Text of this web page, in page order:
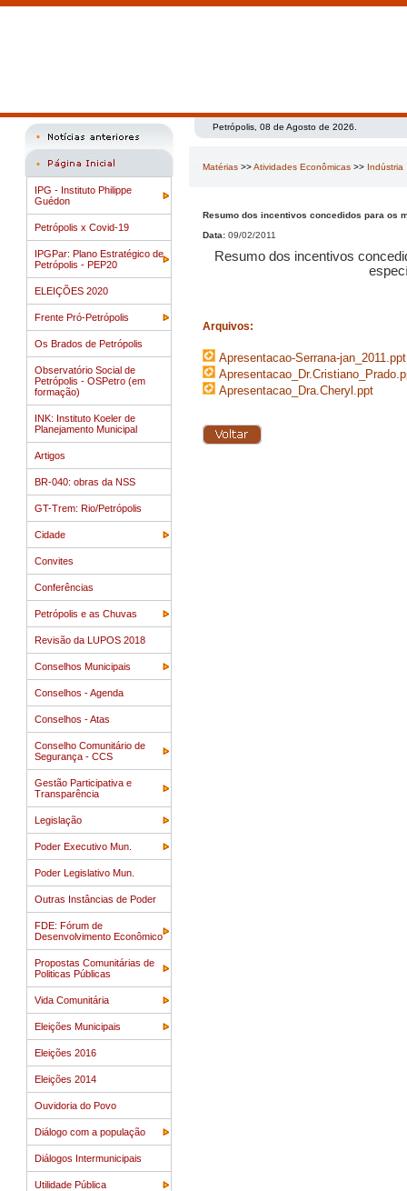
IPG - Instituto Philippe
Guédon
Petrópolis x Covid-19
IPGPar: Plano Estratégico de
Petrópolis - PEP20
ELEIÇÕES 2020
Frente Pró-Petrópolis
Os Brados de Petrópolis
Observatório Social de
Petrópolis - OSPetro (em
formação)
INK: Instituto Koeler de
Planejamento Municipal
Artigos
BR-040: obras da NSS
GT-Trem: Rio/Petrópolis
Cidade
Convites
Conferências
Petrópolis e as Chuvas
Revisão da LUPOS 2018
Conselhos Municipais
Conselhos - Agenda
Conselhos - Atas
Conselho Comunitário de
Segurança - CCS
Gestão Participativa e
Transparência
Legislação
Poder Executivo Mun.
Poder Legislativo Mun.
Outras Instâncias de Poder
FDE: Fórum de
Desenvolvimento Econômico
Propostas Comunitárias de
Politicas Públicas
Vida Comunitária
Eleições Municipais
Eleições 2016
Eleições 2014
Ouvidoria do Povo
Diálogo com a população
Diálogos Intermunicipais
Utilidade Pública
Petrópolis, 08 de Agosto de 2026.
Matérias >>Atividades Econômicas >> Indústria
Resumo dos incentivos concedidos para os
Data: 09/02/2011
Resumo dos incentivos
Arquivos:
Apresentacao-Serrana-jan_2011.ppt
Apresentacao_Dra.Cheryl.ppt